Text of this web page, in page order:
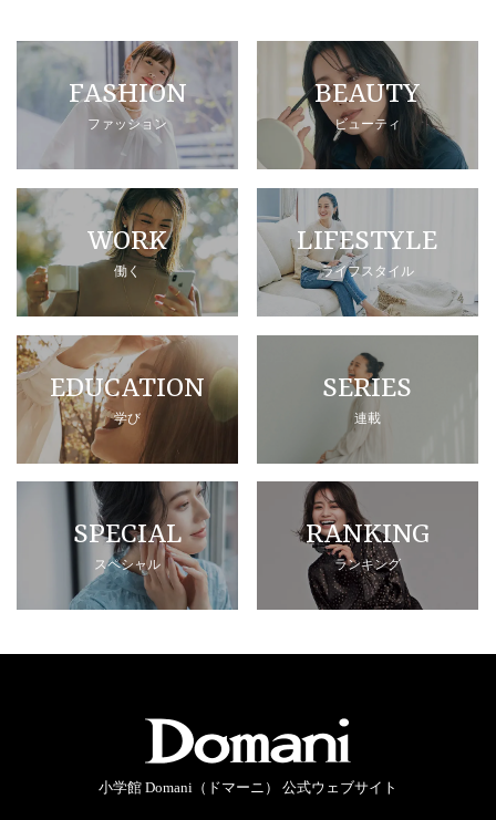
FASHION
ファッション
BEAUTY
ビューティ
WORK
働く
LIFESTYLE
ライフスタイル
EDUCATION
学び
SERIES
連載
SPECIAL
スペシャル
RANKING
ランキング
小学館 Domani（ドマーニ） 公式ウェブサイト